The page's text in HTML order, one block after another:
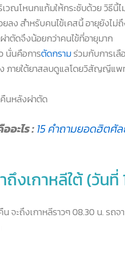
วณโหนกแก้มให้กระชับด้วย วิธีนี้
ลง สำหรับคนไข้เคสนี้ อายุยังไ
ตัดจึงน้อยกว่าคนไข้ที่อายุมาก
นั่นคือการตัดกรามร่วมกับการเ
ง ภายใต้ยาสลบดูแลโดยวิสัญญีแ
คืนหลังผ่าตัด
อะไร : 15 คำถามยอดฮิตศั
งเกาหลีใต้ (วันที่
จะถึงเกาหลีราวๆ 08.30 น. รถ